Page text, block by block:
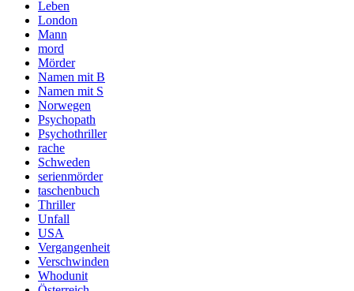
Leben
London
Mann
mord
Mörder
Namen mit B
Namen mit S
Norwegen
Psychopath
Psychothriller
rache
Schweden
serienmörder
taschenbuch
Thriller
Unfall
USA
Vergangenheit
Verschwinden
Whodunit